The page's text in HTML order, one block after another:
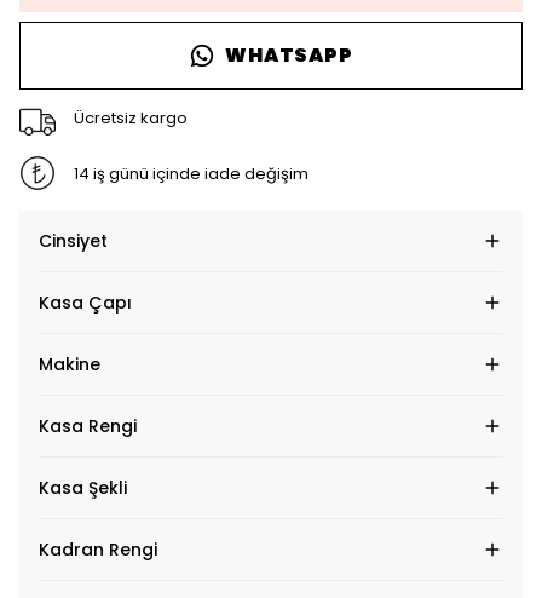
WHATSAPP
Ücretsiz kargo
14 iş günü içinde iade değişim
Cinsiyet
Kasa Çapı
Makine
Kasa Rengi
Kasa Şekli
Kadran Rengi